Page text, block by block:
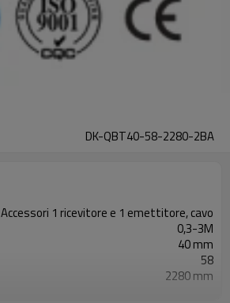
DK-QBT40-58-2280-2BA
Accessori 1 ricevitore e 1 emettitore, cavo
0,3-3M
40 mm
58
2280 mm